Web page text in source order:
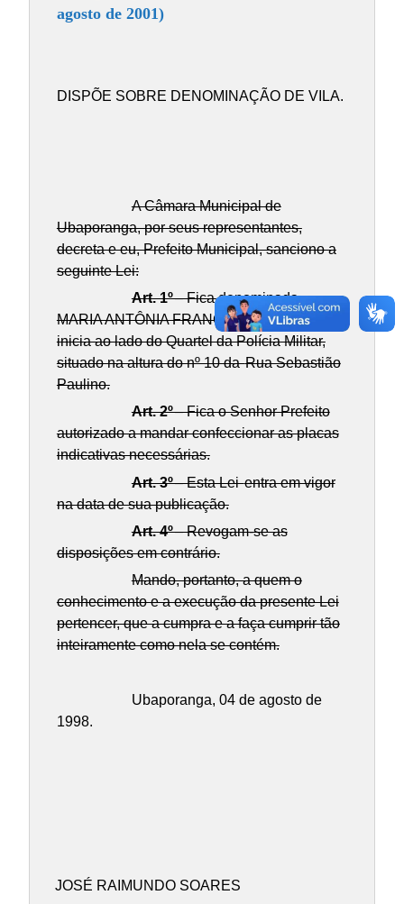
agosto de 2001)
DISPÕE SOBRE DENOMINAÇÃO DE VILA.
A Câmara Municipal de
Ubaporanga, por seus representantes,
decreta e eu, Prefeito Municipal, sanciono a
seguinte Lei:
Art. 1º– Fica denominada
MARIA ANTÔNIA FRANCO a VILA que se
inicia ao lado do Quartel da Polícia Militar,
situado na altura do nº 10 da Rua Sebastião
Paulino.
Art. 2º– Fica o Senhor Prefeito
autorizado a mandar confeccionar as placas
indicativas necessárias.
Art. 3º– Esta Lei entra em vigor
na data de sua publicação.
Art. 4º– Revogam-se as
disposições em contrário.
Mando, portanto, a quem o
conhecimento e a execução da presente Lei
pertencer, que a cumpra e a faça cumprir tão
inteiramente como nela se contém.
Ubaporanga, 04 de agosto de
1998.
JOSÉ RAIMUNDO SOARES